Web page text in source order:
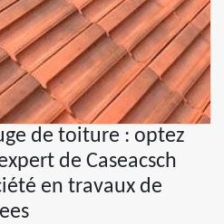
de toiture : optez
de Caseacsch
en travaux de